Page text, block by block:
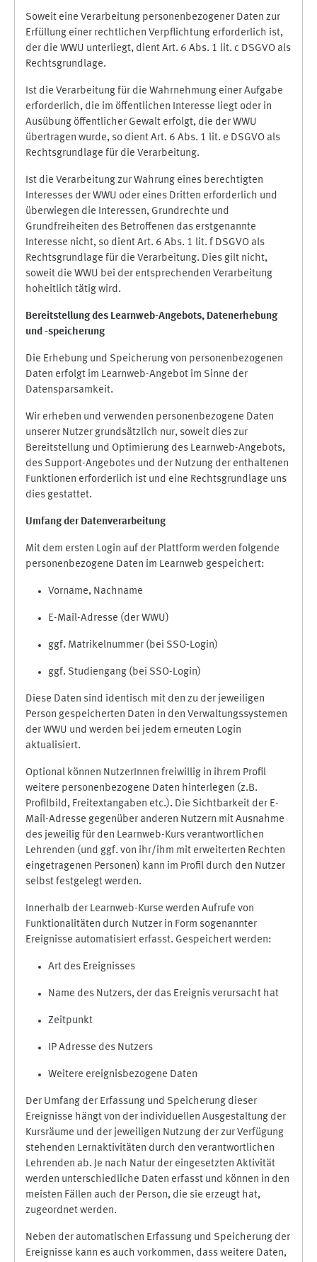
Soweit eine Verarbeitung personenbezogener Daten zur
Erfüllung einer rechtlichen Verpflichtung erforderlich ist,
der die WWU unterliegt, dient Art. 6 Abs. 1 lit. c DSGVO als
Rechtsgrundlage.
Ist die Verarbeitung für die Wahrnehmung einer Aufgabe
erforderlich, die im öffentlichen Interesse liegt oder in
Ausübung öffentlicher Gewalt erfolgt, die der WWU
übertragen wurde, so dient Art. 6 Abs. 1 lit. e DSGVO als
Rechtsgrundlage für die Verarbeitung.
Ist die Verarbeitung zur Wahrung eines berechtigten
Interesses der WWU oder eines Dritten erforderlich und
überwiegen die Interessen, Grundrechte und
Grundfreiheiten des Betroffenen das erstgenannte
Interesse nicht, so dient Art. 6 Abs. 1 lit. f DSGVO als
Rechtsgrundlage für die Verarbeitung. Dies gilt nicht,
soweit die WWU bei der entsprechenden Verarbeitung
hoheitlich tätig wird.
Bereitstellung des Learnweb-Angebots, Datenerhebung
und -speicherung
Die Erhebung und Speicherung von personenbezogenen
Daten erfolgt im Learnweb-Angebot im Sinne der
Datensparsamkeit.
Wir erheben und verwenden personenbezogene Daten
unserer Nutzer grundsätzlich nur, soweit dies zur
Bereitstellung und Optimierung des Learnweb-Angebots,
des Support-Angebotes und der Nutzung der enthaltenen
Funktionen erforderlich ist und eine Rechtsgrundlage uns
dies gestattet.
Umfang der Datenverarbeitung
Mit dem ersten Login auf der Plattform werden folgende
personenbezogene Daten im Learnweb gespeichert:
Vorname, Nachname
E-Mail-Adresse (der WWU)
ggf. Matrikelnummer (bei SSO-Login)
ggf. Studiengang (bei SSO-Login)
Diese Daten sind identisch mit den zu der jeweiligen
Person gespeicherten Daten in den Verwaltungssystemen
der WWU und werden bei jedem erneuten Login
aktualisiert.
Optional können NutzerInnen freiwillig in ihrem Profil
weitere personenbezogene Daten hinterlegen (z.B.
Profilbild, Freitextangaben etc.). Die Sichtbarkeit der E-
Mail-Adresse gegenüber anderen Nutzern mit Ausnahme
des jeweilig für den Learnweb-Kurs verantwortlichen
Lehrenden (und ggf. von ihr/ihm mit erweiterten Rechten
eingetragenen Personen) kann im Profil durch den Nutzer
selbst festgelegt werden.
Innerhalb der Learnweb-Kurse werden Aufrufe von
Funktionalitäten durch Nutzer in Form sogenannter
Ereignisse automatisiert erfasst. Gespeichert werden:
Art des Ereignisses
Name des Nutzers, der das Ereignis verursacht hat
Zeitpunkt
IP Adresse des Nutzers
Weitere ereignisbezogene Daten
Der Umfang der Erfassung und Speicherung dieser
Ereignisse hängt von der individuellen Ausgestaltung der
Kursräume und der jeweiligen Nutzung der zur Verfügung
stehenden Lernaktivitäten durch den verantwortlichen
Lehrenden ab. Je nach Natur der eingesetzten Aktivität
werden unterschiedliche Daten erfasst und können in den
meisten Fällen auch der Person, die sie erzeugt hat,
zugeordnet werden.
Neben der automatischen Erfassung und Speicherung der
Ereignisse kann es auch vorkommen, dass weitere Daten,